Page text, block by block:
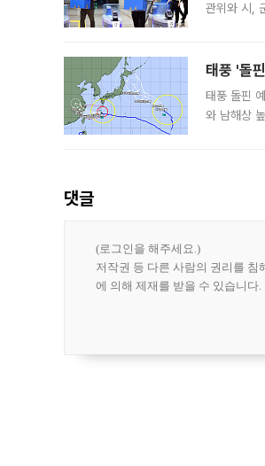
관위와 시,
태풍 '돌
태풍 돌핀
와 남해상
댓글